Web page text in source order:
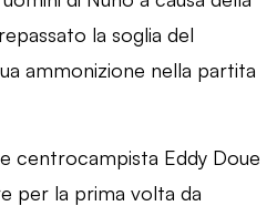
la soglia del
ammonizione nella partita
centrocampista Eddy Doue
per la prima volta da